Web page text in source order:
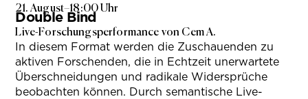
21. August–18:00 Uhr
Double Bind
Live-Forschungsperformance von Cem A.
In diesem Format werden die Zuschauenden zu
aktiven Forschenden, die in Echtzeit unerwartete
Überschneidungen und radikale Widersprüche
beobachten können. Durch semantische Live-